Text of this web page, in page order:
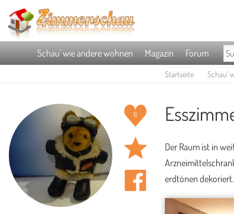
Schau' wie andere wohnen Magazin Forum
Startseite Schau'
6
Der Raum ist in
erdtönen